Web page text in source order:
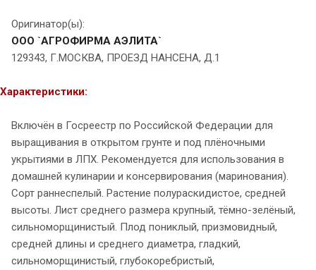
Оригинатор(ы):
ООО `АГРОФИРМА АЭЛИТА`
129343, Г.МОСКВА, ПРОЕЗД НАНСЕНА, Д.1
Характеристики:
Включён в Госреестр по Российской Федерации для
выращивания в открытом грунте и под плёночными
укрытиями в ЛПХ. Рекомендуется для использования в
домашней кулинарии и консервирования (маринования).
Сорт раннеспелый. Растение полураскидистое, средней
высоты. Лист среднего размера крупный, тёмно-зелёный,
сильноморщинистый. Плод пониклый, призмовидный,
средней длины и среднего диаметра, гладкий,
сильноморщинистый, глубокоребристый,